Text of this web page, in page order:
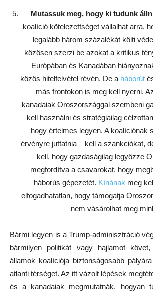
Mutassuk meg, hogy ki tudunk
koalíció kötelezettséget vállalhat arra,
legalább három százalékát költi
közösen szerzi be azokat a kritikus
Európában és Kanadában
közös hitelfelvétel révén. De a háborút
más frontokon is meg kell nyerni.
kanadaiak Oroszországgal szembeni
kell használni és stratégiailag
hogy értelmes legyen. A koalíciónak
érvényre juttatnia – kell a szankciókat,
kell, hogy gazdaságilag legyőzze
megfordítva a csavarokat, hogy
háborús gépezetét. Kínának meg
elfogadhatatlan, hogy támogatja
nem vásárolhat meg
Bármi legyen is a Trump-adminisztráció
bármilyen politikát vagy hajlamot
államok koalíciója biztonságosabb
atlanti térséget. Az itt vázolt lépések
és a kanadaiak megmutatnák, hogyan